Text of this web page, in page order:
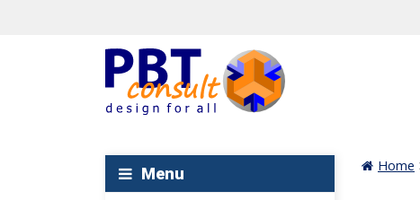
Menu Home